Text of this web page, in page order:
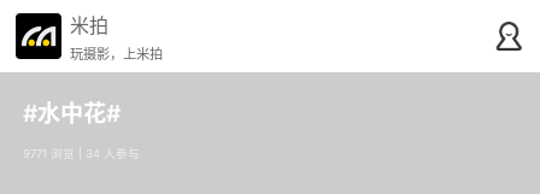
米拍
玩摄影，上米拍
#水中花#
9771 浏览 | 34 人参与